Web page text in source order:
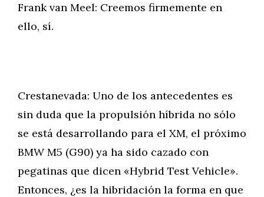
Frank van Meel: Creemos firmemente en
ello, sí.
Crestanevada: Uno de los antecedentes es
sin duda que la propulsión híbrida no sólo
se está desarrollando para el XM, el próximo
BMW M5 (G90) ya ha sido cazado con
pegatinas que dicen «Hybrid Test Vehicle».
Entonces, ¿es la hibridación la forma en que